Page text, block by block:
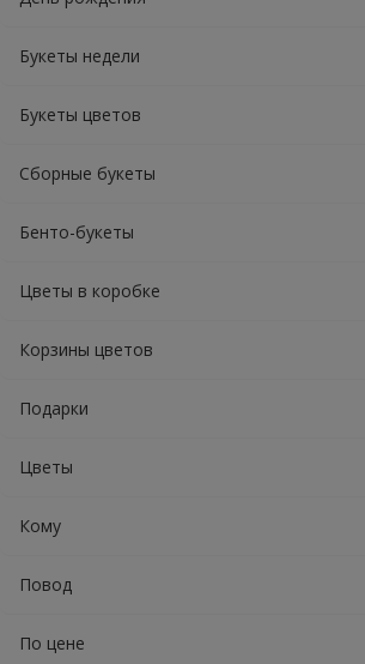
Букеты недели
Букеты цветов
Сборные букеты
Бенто-букеты
Цветы в коробке
Корзины цветов
Подарки
Цветы
Кому
Повод
По цене